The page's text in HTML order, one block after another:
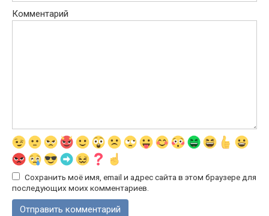
Комментарий
Сохранить моё имя, email и адрес сайта в этом браузере для
последующих моих комментариев.